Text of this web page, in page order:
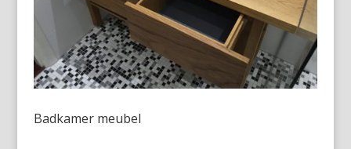
Badkamer meubel